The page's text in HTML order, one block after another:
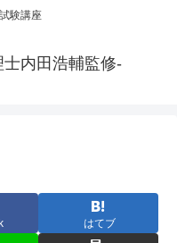
験講座
内田浩輔監修-
はてブ